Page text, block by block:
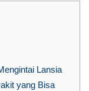
Lansia
yang Bisa